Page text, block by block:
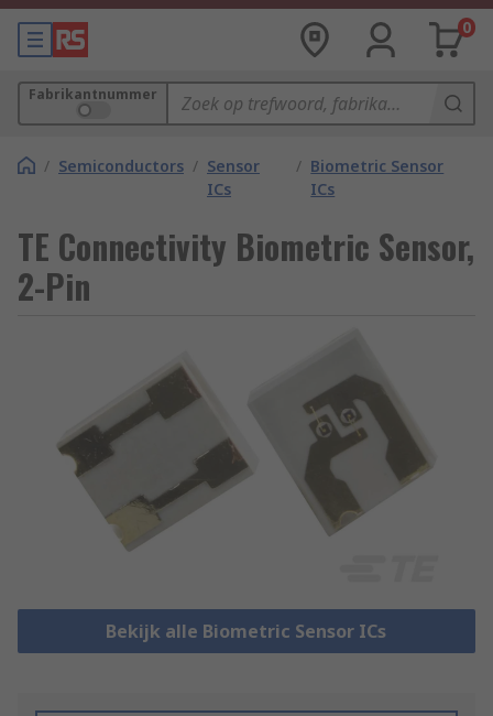
0
Fabrikantnummer
/ Semiconductors / Sensor
ICs
/ Biometric Sensor
ICs
TE Connectivity Biometric Sensor,
2-Pin
Bekijk alle Biometric Sensor ICs